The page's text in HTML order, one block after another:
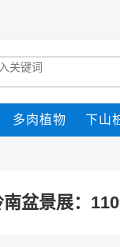
多肉植物 下山
盆景展：